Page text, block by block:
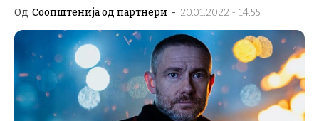
Од Соопштенија од партнери - 20.01.2022 - 14:55